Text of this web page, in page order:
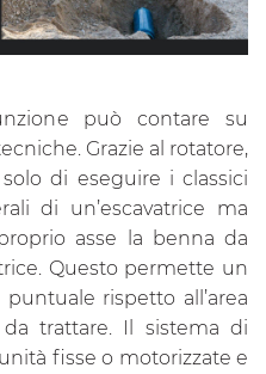
può contare su
Grazie al rotatore,
di eseguire i classici
di un’escavatrice ma
asse la benna da
Questo permette un
rispetto all’area
trattare. Il sistema di
fisse o motorizzate e